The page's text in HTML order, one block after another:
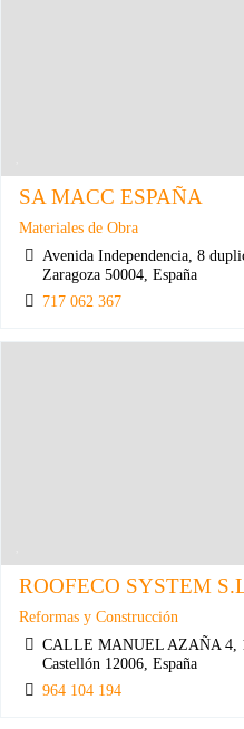
SA MACC ESPAÑA
Materiales de Obra
Avenida Independencia, 8
Zaragoza 50004, España
717 062 367
ROOFECO SYSTEM
Reformas y Construcción
CALLE MANUEL AZAÑA 4,
Castellón 12006, España
964 104 194